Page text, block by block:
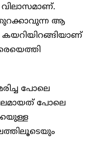
ആ
പോലെ
പോലെ